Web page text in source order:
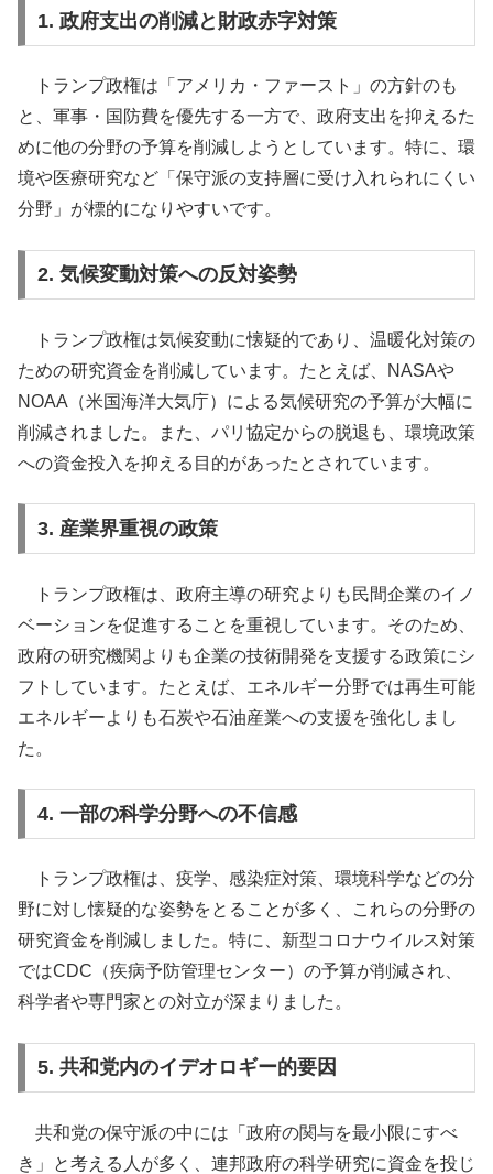
1. 政府支出の削減と財政赤字対策
トランプ政権は「アメリカ・ファースト」の方針のも
と、軍事・国防費を優先する一方で、政府支出を抑えるた
めに他の分野の予算を削減しようとしています。特に、環
境や医療研究など「保守派の支持層に受け入れられにくい
分野」が標的になりやすいです。
2. 気候変動対策への反対姿勢
トランプ政権は気候変動に懐疑的であり、温暖化対策の
ための研究資金を削減しています。たとえば、NASAや
NOAA（米国海洋大気庁）による気候研究の予算が大幅に
削減されました。また、パリ協定からの脱退も、環境政策
への資金投入を抑える目的があったとされています。
3. 産業界重視の政策
トランプ政権は、政府主導の研究よりも民間企業のイノ
ベーションを促進することを重視しています。そのため、
政府の研究機関よりも企業の技術開発を支援する政策にシ
フトしています。たとえば、エネルギー分野では再生可能
エネルギーよりも石炭や石油産業への支援を強化しまし
た。
4. 一部の科学分野への不信感
トランプ政権は、疫学、感染症対策、環境科学などの分
野に対し懐疑的な姿勢をとることが多く、これらの分野の
研究資金を削減しました。特に、新型コロナウイルス対策
ではCDC（疾病予防管理センター）の予算が削減され、
科学者や専門家との対立が深まりました。
5. 共和党内のイデオロギー的要因
共和党の保守派の中には「政府の関与を最小限にすべ
き」と考える人が多く、連邦政府の科学研究に資金を投じ